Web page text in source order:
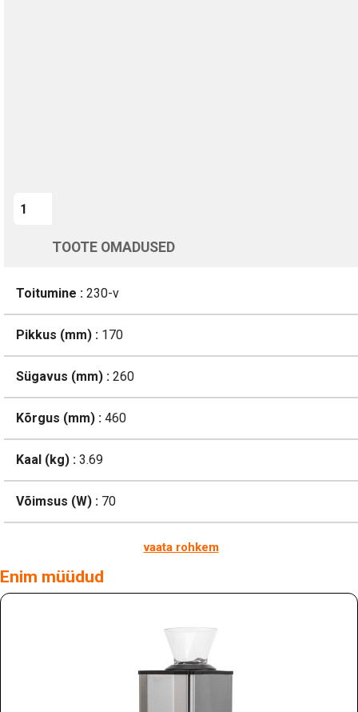
TOOTE OMADUSED
Toitumine : 230-v
Pikkus (mm) : 170
Sügavus (mm) : 260
Kõrgus (mm) : 460
Kaal (kg) : 3.69
Võimsus (W) : 70
vaata rohkem
Enim müüdud